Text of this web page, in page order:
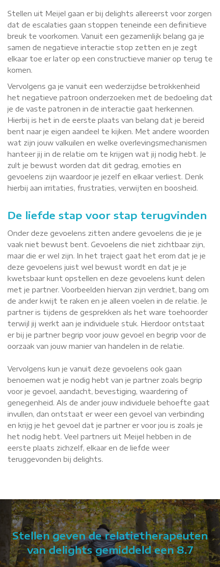
Stellen uit Meijel gaan er bij delights allereerst voor zorgen
dat de escalaties gaan stoppen teneinde een definitieve
breuk te voorkomen. Vanuit een gezamenlijk belang ga je
samen de negatieve interactie stop zetten en je zegt
elkaar toe er later op een constructieve manier op terug te
komen.
Vervolgens ga je vanuit een wederzijdse betrokkenheid
het negatieve patroon onderzoeken met de bedoeling dat
je de vaste patronen in de interactie gaat herkennen.
Hierbij is het in de eerste plaats van belang dat je bereid
bent naar je eigen aandeel te kijken. Met andere woorden
wat zijn jouw valkuilen en welke overlevingsmechanismen
hanteer jij in de relatie om te krijgen wat jij nodig hebt. Je
zult je bewust worden dat dit gedrag, emoties en
gevoelens zijn waardoor je jezelf en elkaar verliest. Denk
hierbij aan irritaties, frustraties, verwijten en boosheid.
De liefde stap voor stap terugvinden
Onder deze gevoelens zitten andere gevoelens die je je
vaak niet bewust bent. Gevoelens die niet zichtbaar zijn,
maar die er wel zijn. In het traject gaat het erom dat je je
deze gevoelens juist wel bewust wordt en dat je je
kwetsbaar kunt opstellen en deze gevoelens kunt delen
met je partner. Voorbeelden hiervan zijn verdriet, bang om
de ander kwijt te raken en je alleen voelen in de relatie. Je
partner is tijdens de gesprekken als het ware toehoorder
terwijl jij werkt aan je individuele stuk. Hierdoor ontstaat
er bij je partner begrip voor jouw gevoel en begrip voor de
oorzaak van jouw manier van handelen in de relatie.
Vervolgens kun je vanuit deze gevoelens ook gaan
benoemen wat je nodig hebt van je partner zoals begrip
voor je gevoel, aandacht, bevestiging, waardering of
genegenheid. Als de ander jouw individuele behoefte gaat
invullen, dan ontstaat er weer een gevoel van verbinding
en krijg je het gevoel dat je partner er voor jou is zoals je
het nodig hebt. Veel partners uit Meijel hebben in de
eerste plaats zichzelf, elkaar en de liefde weer
teruggevonden bij delights.
Stellen geven de relatietherapeuten
van delights gemiddeld een 8.7